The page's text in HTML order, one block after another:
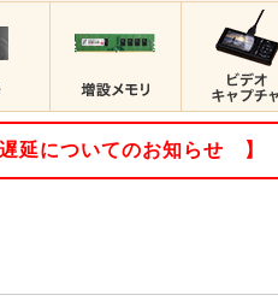
延についてのお知らせ 】